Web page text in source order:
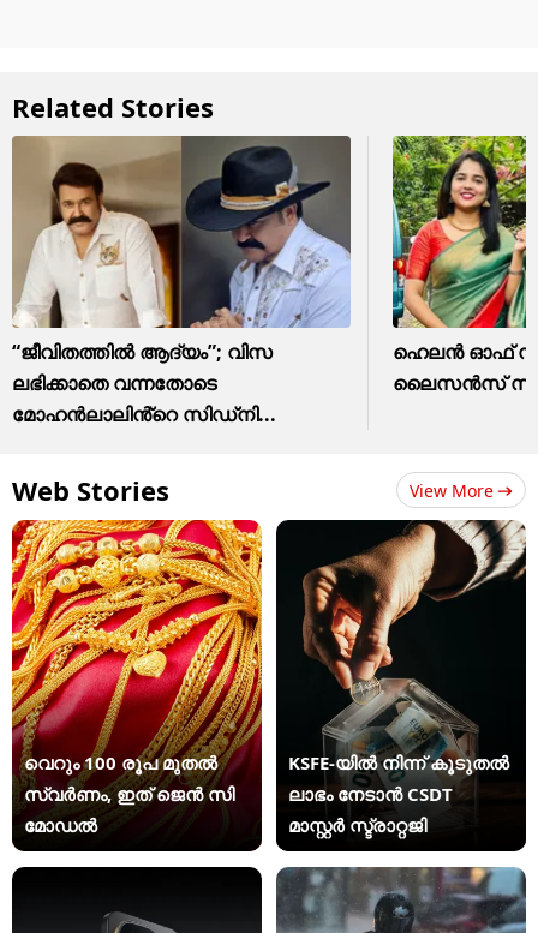
Related Stories
“ജീവിതത്തിൽ ആദ്യം”; വിസ
ലഭിക്കാതെ വന്നതോടെ
മോഹൻലാലിൻ്റെ സിഡ്നി...
ഹെലന്‍ ഓഫ്
ലൈസന്‍സ്
Web Stories View More
വെറും 100 രൂപ മുതല്‍
സ്വർണം, ഇത് ജെൻ സി
മോഡൽ
KSFE-യില്‍ നിന്ന് കൂടുതല്‍
ലാഭം നേടാന്‍ CSDT
മാസ്റ്റര്‍ സ്ട്രാറ്റജി